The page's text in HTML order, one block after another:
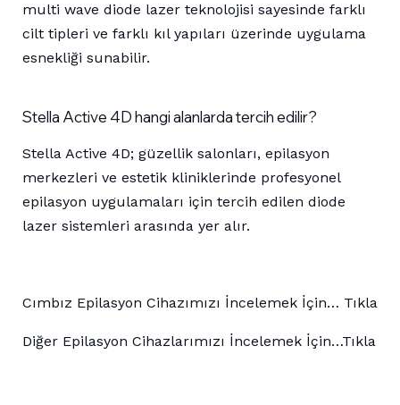
multi wave diode lazer teknolojisi sayesinde farklı
cilt tipleri ve farklı kıl yapıları üzerinde uygulama
esnekliği sunabilir.
Stella Active 4D hangi alanlarda tercih edilir?
Stella Active 4D; güzellik salonları, epilasyon
merkezleri ve estetik kliniklerinde profesyonel
epilasyon uygulamaları için tercih edilen diode
lazer sistemleri arasında yer alır.
Cımbız Epilasyon Cihazımızı İncelemek İçin… Tıkla
Diğer Epilasyon Cihazlarımızı İncelemek İçin…Tıkla